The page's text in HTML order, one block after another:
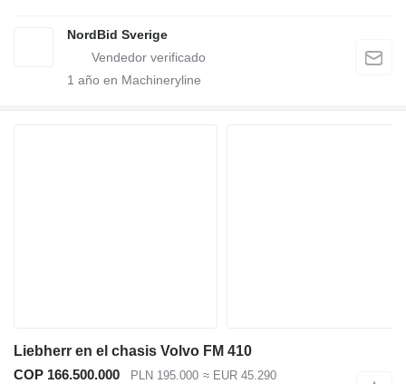
NordBid Sverige
1 año en Machineryline
Liebherr en el chasis Volvo FM 410
COP 166.500.000
PLN 195.000 ≈ EUR 45.290